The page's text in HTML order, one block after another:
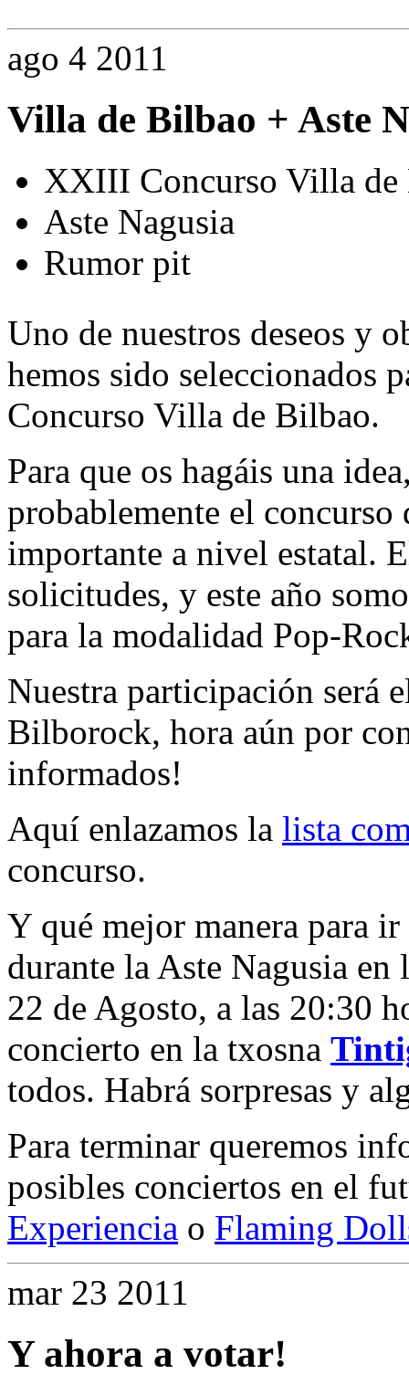
ago 4 2011
Villa de Bilbao + Aste
XXIII Concurso Villa de
Aste Nagusia
Rumor pit
Uno de nuestros deseos y
hemos sido seleccionados
Concurso Villa de Bilbao.
Para que os hagáis una
probablemente el concurso
importante a nivel estatal.
solicitudes, y este año
para la modalidad Pop-
Nuestra participación será
Bilborock, hora aún por
informados!
Aquí enlazamos la lista
concurso.
Y qué mejor manera para
durante la Aste Nagusia
22 de Agosto, a las 20:30
concierto en la txosna
todos. Habrá sorpresas y
Para terminar queremos
posibles conciertos en el
Experiencia o Flaming
mar 23 2011
Y ahora a votar!